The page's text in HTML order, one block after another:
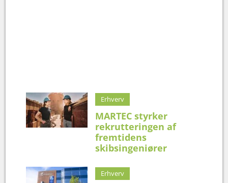
Erhverv
MARTEC styrker
rekrutteringen af
fremtidens
skibsingeniører
Erhverv